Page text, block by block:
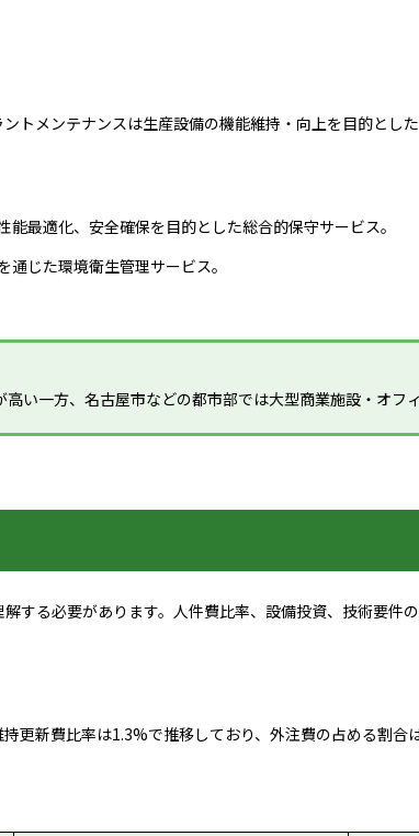
メンテナンスは生産設備の機能維持・向上を目的とし
最適化、安全確保を目的とした総合的保守サービス。
じた環境衛生管理サービス。
い一方、名古屋市などの都市部では大型商業施設・オフ
る必要があります。人件費比率、設備投資、技術要件
更新費比率は1.3%で推移しており、外注費の占める割